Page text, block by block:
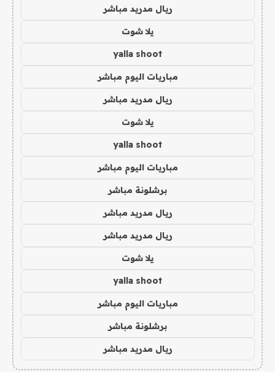
ريال مدريد مباشر
يلا شوت
yalla shoot
مباريات اليوم مباشر
ريال مدريد مباشر
يلا شوت
yalla shoot
مباريات اليوم مباشر
برشلونة مباشر
ريال مدريد مباشر
ريال مدريد مباشر
يلا شوت
yalla shoot
مباريات اليوم مباشر
برشلونة مباشر
ريال مدريد مباشر